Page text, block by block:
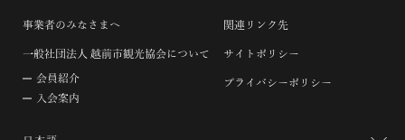
事業者のみなさまへ
一般社団法人 越前市観光協会について
会員紹介
入会案内
関連リンク先
サイトポリシー
プライバシーポリシー